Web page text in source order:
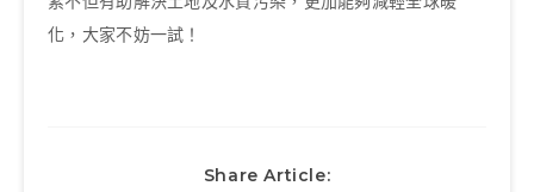
化，大家不妨一試！
Share Article: